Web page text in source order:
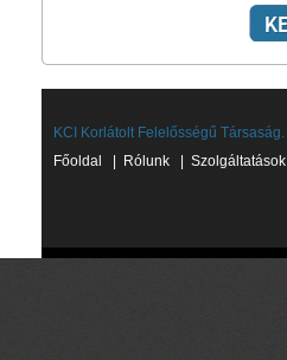
KCI Korlátolt Felelősségű Társaság.
Főoldal
Rólunk Szolgáltatások